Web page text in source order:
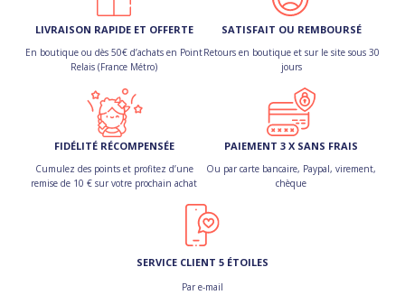
LIVRAISON RAPIDE ET OFFERTE
En boutique ou dès 50€ d’achats en Point
Relais (France Métro)
SATISFAIT OU REMBOURSÉ
Retours en boutique et sur le site sous 30
jours
FIDÉLITÉ RÉCOMPENSÉE
Cumulez des points et profitez d’une
remise de 10 € sur votre prochain achat
PAIEMENT 3 X SANS FRAIS
Ou par carte bancaire, Paypal, virement,
chèque
SERVICE CLIENT 5 ÉTOILES
Par e-mail